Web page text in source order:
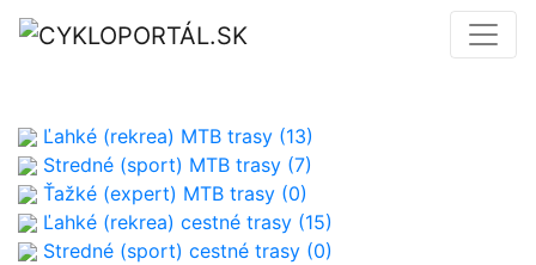
Ľahké (rekrea) MTB trasy (13)
Stredné (sport) MTB trasy (7)
Ťažké (expert) MTB trasy (0)
Ľahké (rekrea) cestné trasy (15)
Stredné (sport) cestné trasy (0)